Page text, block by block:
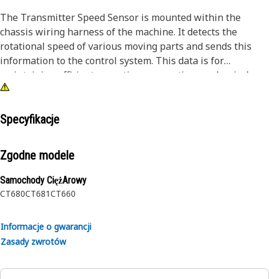
The Transmitter Speed Sensor is mounted within the
chassis wiring harness of the machine. It detects the
rotational speed of various moving parts and sends this
information to the control system. This data is for
maintaining efficient operation, preventing mechanical
issues, and optimizing the machine's overall performance.
Attributes:
• Ensures smooth and consistent operation of the machine
Applications:
The Transmitter Speed Sensor measures the rotational
smooth operation.
Specyfikacje
Zgodne modele
Samochody CiężArowy
CT680CT681CT660
Informacje o gwarancji
Zasady zwrotów